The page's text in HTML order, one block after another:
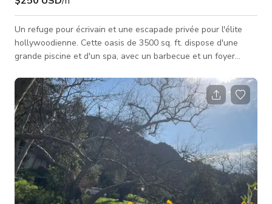
Un refuge pour écrivain et une escapade privée pour l'élite
hollywoodienne. Cette oasis de 3500 sq. ft. dispose d'une
grande piscine et d'un spa, avec un barbecue et un foyer
Une longue allée avec un grand parking mène à cette
magnifique maison de 4,5 chambres et 3 salles de bains. La
grande suite principale comprend une cheminée, une terrasse
et une immense salle de bains principale avec une grande
douche et une baignoire